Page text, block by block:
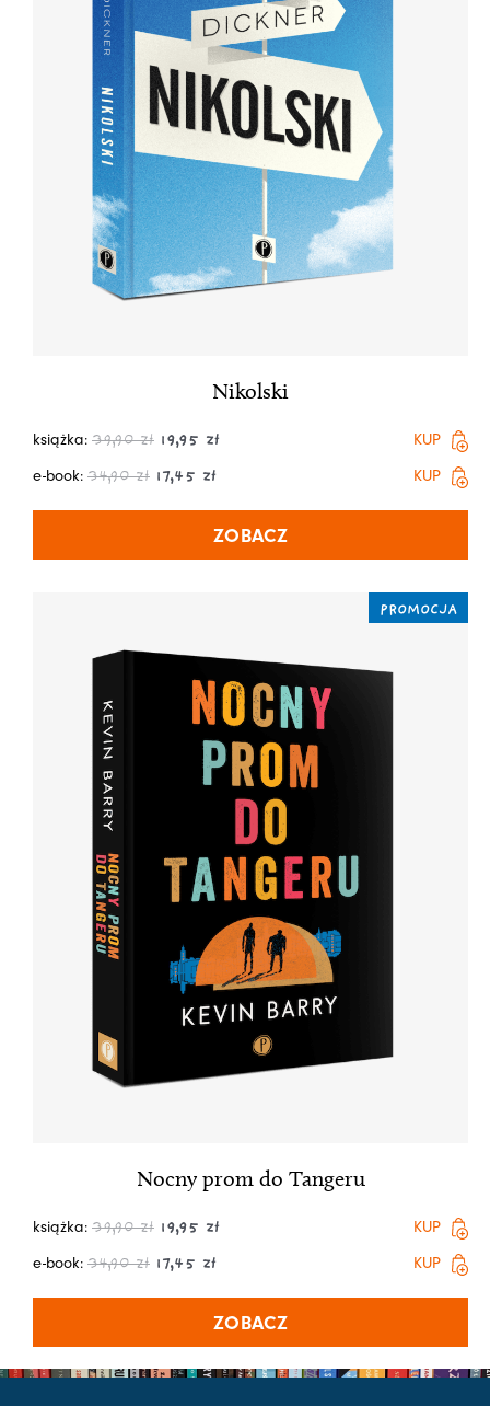
Nikolski
książka: 39,90zł 19,95 zł
KUP
e-book: 34,90zł 17,45 zł KUP
ZOBACZ
PROMOCJA
Nocny prom do Tangeru
książka: 39,90zł 19,95 zł
KUP
e-book: 34,90zł 17,45 zł KUP
ZOBACZ